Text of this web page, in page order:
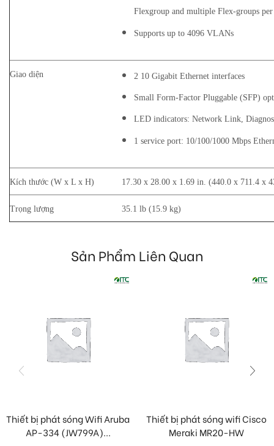
Flexgroup and multiple Flex-groups
Supports up to 4096 VLANs
Giao diện 2 10 Gigabit Ethernet interfaces
Small Form-Factor Pluggable (SFP)
LED indicators: Network Link,
1 service port: 10/100/1000 Mbps
Kích thước (W x L x H) 17.30 x 28.00 x 1.69 in. (440.0 x 711.4 x
Trọng lượng 35.1 lb (15.9 kg)
Sản Phẩm Liên Quan
Thiết bị phát sóng Wifi Aruba
AP-334 (JW799A)...
Thiết bị phát sóng wifi Cisco
Meraki MR20-HW